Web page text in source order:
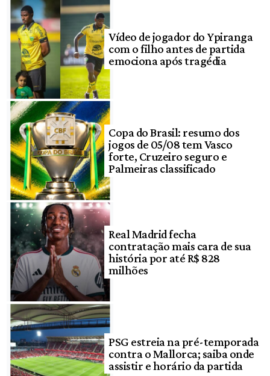
Vídeo de jogador do Ypiranga
com o filho antes de partida
emociona após tragédia
Copa do Brasil: resumo dos
jogos de 05/08 tem Vasco
forte, Cruzeiro seguro e
Palmeiras classificado
Real Madrid fecha
contratação mais cara de sua
história por até R$ 828
milhões
PSG estreia na pré-temporada
contra o Mallorca; saiba onde
assistir e horário da partida